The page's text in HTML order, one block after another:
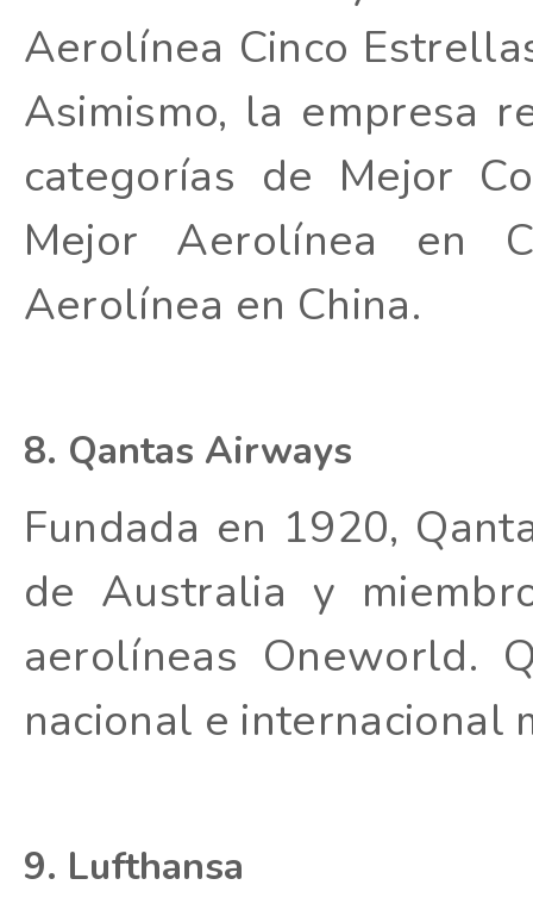
Aerolínea Cinco
Asimismo, la empresa
categorías de Mejor
Mejor Aerolínea en
Aerolínea en China.
8. Qantas Airways
Fundada en 1920,
de Australia y
aerolíneas Oneworld.
nacional e internacional
9. Lufthansa